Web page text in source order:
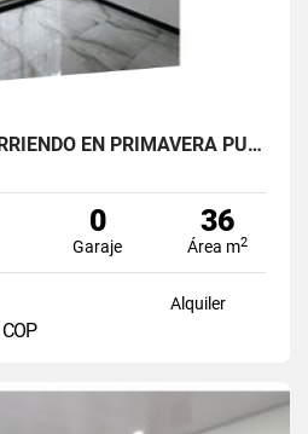
APARTAMENTO EN ARRIENDO EN PRIMAVERA PUENTE ARANDA PRIMAVERA 6-39 ET 2
0
Garaje
36
Área m2
Alquiler
COP